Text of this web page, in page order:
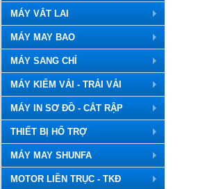
MÁY VẮT LAI
MÁY MAY BAO
MÁY SANG CHỈ
MÁY KIỂM VẢI - TRẢI VẢI
MÁY IN SƠ ĐỒ - CẮT RẬP
THIẾT BỊ HỔ TRỢ
MÁY MAY SHUNFA
MOTOR LIỀN TRỤC - TKĐ